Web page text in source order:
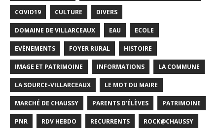
COVID19 CULTURE DIVERS
DOMAINE DE VILLARCEAUX EAU ECOLE
EVÉNEMENTS FOYER RURAL HISTOIRE
IMAGE ET PATRIMOINE INFORMATIONS LA COMMUNE
LA SOURCE-VILLARCEAUX LE MOT DU MAIRE
MARCHÉ DE CHAUSSY PARENTS D'ÉLÈVES PATRIMOINE
PNR RDV HEBDO RECURRENTS ROCK@CHAUSSY